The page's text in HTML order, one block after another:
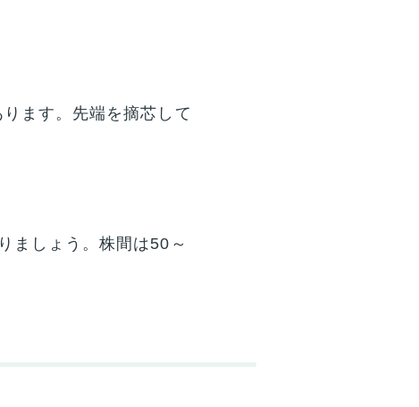
ます。先端を摘芯して
ましょう。株間は50～